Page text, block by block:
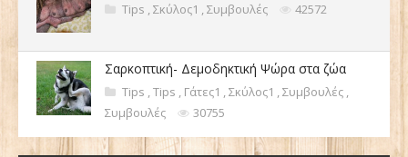
Tips ,Σκύλος1 ,Συμβουλές 42572
Σαρκοπτική- Δεμοδηκτική Ψώρα στα ζώα
Tips ,Tips , Γάτες1 ,Σκύλος1 ,Συμβουλές ,
Συμβουλές
30755